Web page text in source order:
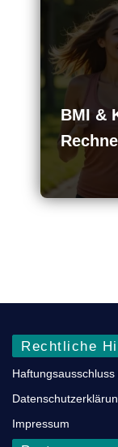
BMI &
Rechtliche
Impressum